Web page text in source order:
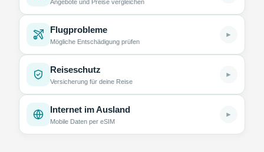
Angebote und Preise vergleichen
Flugprobleme
Mögliche Entschädigung prüfen
►
Reiseschutz
Versicherung für deine Reise
►
Internet im Ausland
Mobile Daten per eSIM
►